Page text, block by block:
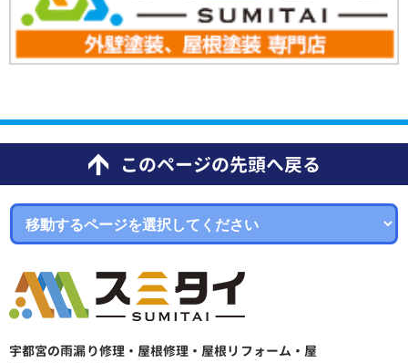
このページの先頭へ戻る
宇都宮の雨漏り修理・屋根修理・屋根リフォーム・屋